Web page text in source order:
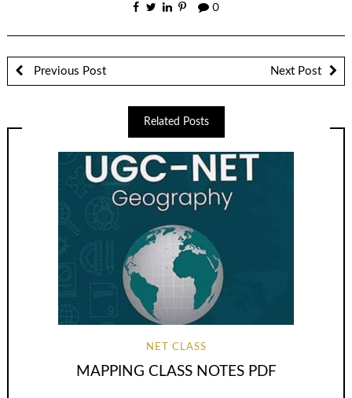
0
Previous Post Next Post
Related Posts
NET CLASS
MAPPING CLASS NOTES PDF